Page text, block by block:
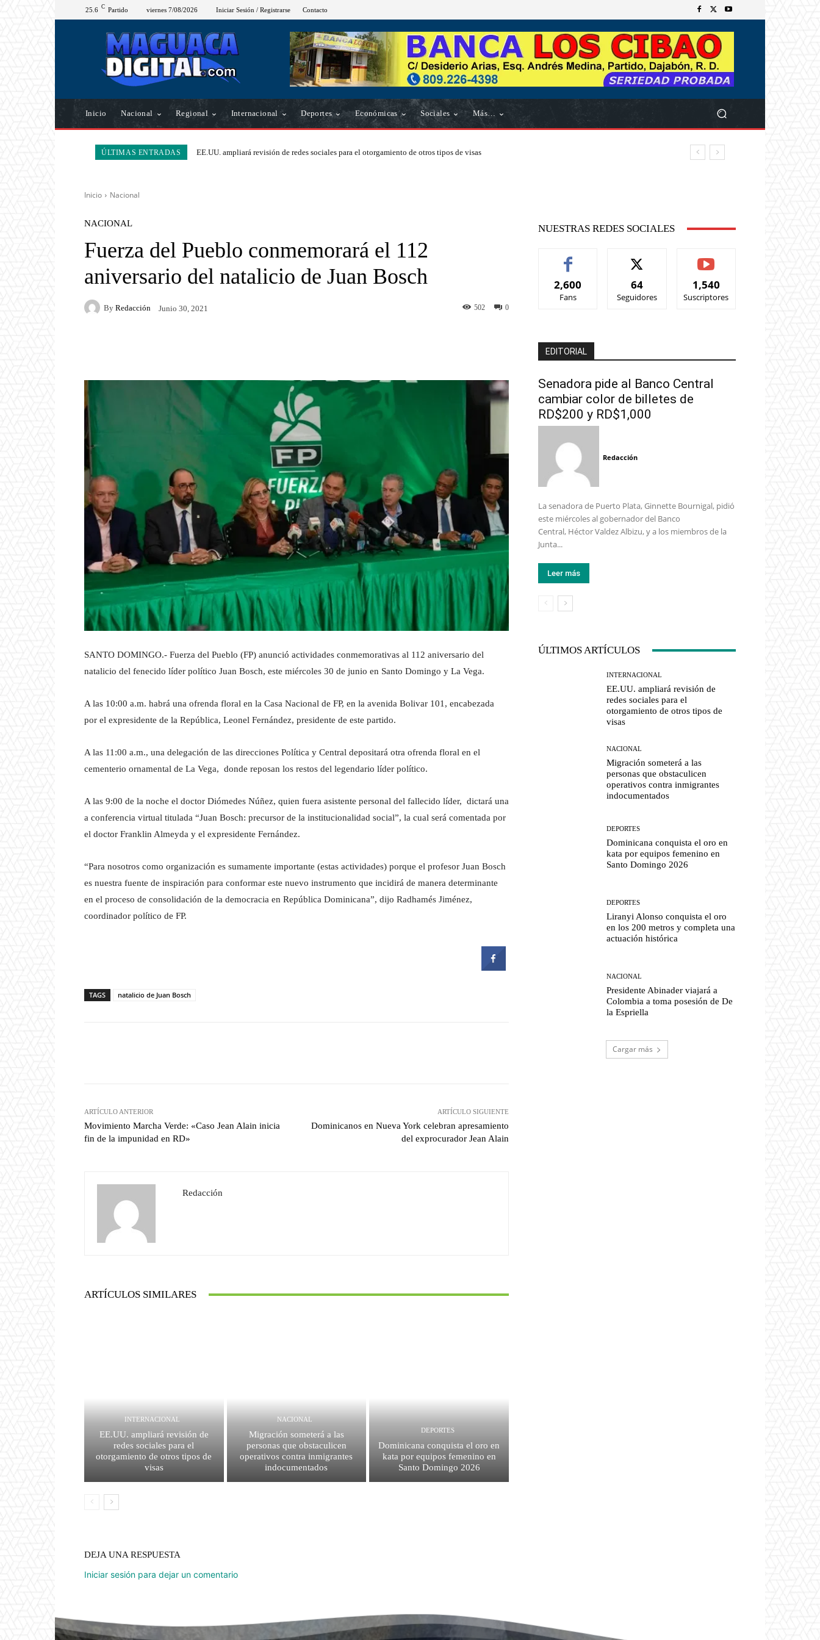
25.6 C Partido viernes 7/08/2026 Iniciar Sesión / Registrarse Contacto
Inicio Nacional Regional Internacional Deportes Económicas Sociales Más…
ÚLTIMAS ENTRADAS EE.UU. ampliará revisión de redes sociales para el otorgamiento de otros tipos de visas
Inicio Nacional
NACIONAL
Fuerza del Pueblo conmemorará el 112
aniversario del natalicio de Juan Bosch
By Redacción Junio 30, 2021 0
502
SANTO DOMINGO.- Fuerza del Pueblo (FP) anunció actividades conmemorativas al 112 aniversario del
natalicio del fenecido líder político Juan Bosch, este miércoles 30 de junio en Santo Domingo y La Vega.
A las 10:00 a.m. habrá una ofrenda floral en la Casa Nacional de FP, en la avenida Bolivar 101, encabezada
por el expresidente de la República, Leonel Fernández, presidente de este partido.
A las 11:00 a.m., una delegación de las direcciones Política y Central depositará otra ofrenda floral en el
cementerio ornamental de La Vega, donde reposan los restos del legendario líder político.
A las 9:00 de la noche el doctor Diómedes Núñez, quien fuera asistente personal del fallecido líder, dictará una
a conferencia virtual titulada “Juan Bosch: precursor de la institucionalidad social”, la cual será comentada por
el doctor Franklin Almeyda y el expresidente Fernández.
“Para nosotros como organización es sumamente importante (estas actividades) porque el profesor Juan Bosch
es nuestra fuente de inspiración para conformar este nuevo instrumento que incidirá de manera determinante
en el proceso de consolidación de la democracia en República Dominicana”, dijo Radhamés Jiménez,
coordinador político de FP.
TAGS natalicio de Juan Bosch
ARTÍCULO ANTERIOR
Movimiento Marcha Verde: «Caso Jean Alain inicia
fin de la impunidad en RD»
ARTÍCULO SIGUIENTE
Dominicanos en Nueva York celebran apresamiento
del exprocurador Jean Alain
Redacción
ARTÍCULOS SIMILARES
INTERNACIONAL
EE.UU. ampliará revisión de
redes sociales para el
otorgamiento de otros tipos de
visas
NACIONAL
Migración someterá a las
personas que obstaculicen
operativos contra inmigrantes
indocumentados
DEPORTES
Dominicana conquista el oro en
kata por equipos femenino en
Santo Domingo 2026
DEJA UNA RESPUESTA
Iniciar sesión para dejar un comentario
NUESTRAS REDES SOCIALES
2,600
Fans
64
Seguidores
1,540
Suscriptores
EDITORIAL
Senadora pide al Banco Central
cambiar color de billetes de
RD$200 y RD$1,000
Redacción
La senadora de Puerto Plata, Ginnette Bournigal, pidió
este miércoles al gobernador del Banco
Central, Héctor Valdez Albizu, y a los miembros de la
Junta...
Leer más
ÚLTIMOS ARTÍCULOS
INTERNACIONAL
EE.UU. ampliará revisión de
redes sociales para el
otorgamiento de otros tipos de
visas
NACIONAL
Migración someterá a las
personas que obstaculicen
operativos contra inmigrantes
indocumentados
DEPORTES
Dominicana conquista el oro en
kata por equipos femenino en
Santo Domingo 2026
DEPORTES
Liranyi Alonso conquista el oro
en los 200 metros y completa una
actuación histórica
NACIONAL
Presidente Abinader viajará a
Colombia a toma posesión de De
la Espriella
Cargar más